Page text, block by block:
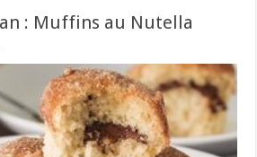
: Muffins au Nutella